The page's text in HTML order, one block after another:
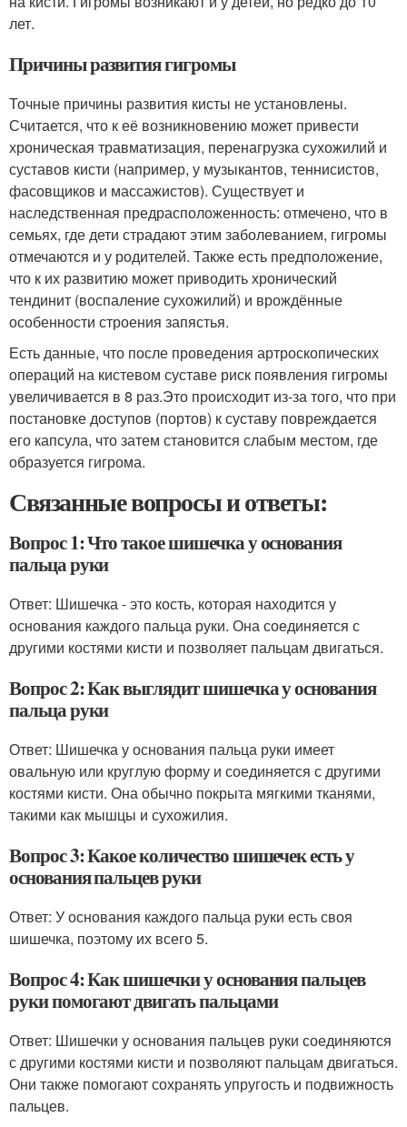
лет.
Причины развития гигромы
Точные причины развития кисты не установлены.
Считается, что к её возникновению может привести
хроническая травматизация, перенагрузка сухожилий и
суставов кисти (например, у музыкантов, теннисистов,
фасовщиков и массажистов). Существует и
наследственная предрасположенность: отмечено, что в
семьях, где дети страдают этим заболеванием, гигромы
отмечаются и у родителей. Также есть предположение,
что к их развитию может приводить хронический
тендинит (воспаление сухожилий) и врождённые
особенности строения запястья.
Есть данные, что после проведения артроскопических
операций на кистевом суставе риск появления гигромы
увеличивается в 8 раз.Это происходит из-за того, что при
постановке доступов (портов) к суставу повреждается
его капсула, что затем становится слабым местом, где
образуется гигрома.
Связанные вопросы и ответы:
Вопрос 1: Что такое шишечка у основания
пальца руки
Ответ: Шишечка - это кость, которая находится у
основания каждого пальца руки. Она соединяется с
другими костями кисти и позволяет пальцам двигаться.
Вопрос 2: Как выглядит шишечка у основания
пальца руки
Ответ: Шишечка у основания пальца руки имеет
овальную или круглую форму и соединяется с другими
костями кисти. Она обычно покрыта мягкими тканями,
такими как мышцы и сухожилия.
Вопрос 3: Какое количество шишечек есть у
основания пальцев руки
Ответ: У основания каждого пальца руки есть своя
шишечка, поэтому их всего 5.
Вопрос 4: Как шишечки у основания пальцев
руки помогают двигать пальцами
Ответ: Шишечки у основания пальцев руки соединяются
с другими костями кисти и позволяют пальцам двигаться.
Они также помогают сохранять упругость и подвижность
пальцев.